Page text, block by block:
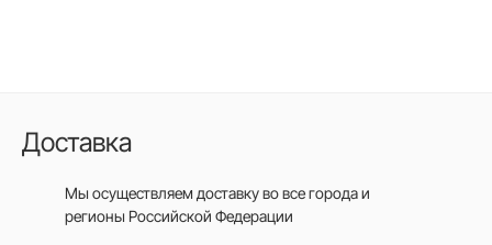
Доставка
Мы осуществляем доставку во все городаи
регионы Российской Федерации